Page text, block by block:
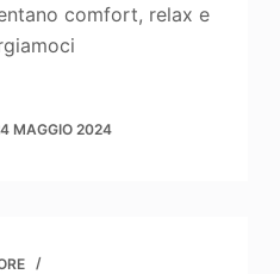
comfort, relax e
MAGGIO 2024